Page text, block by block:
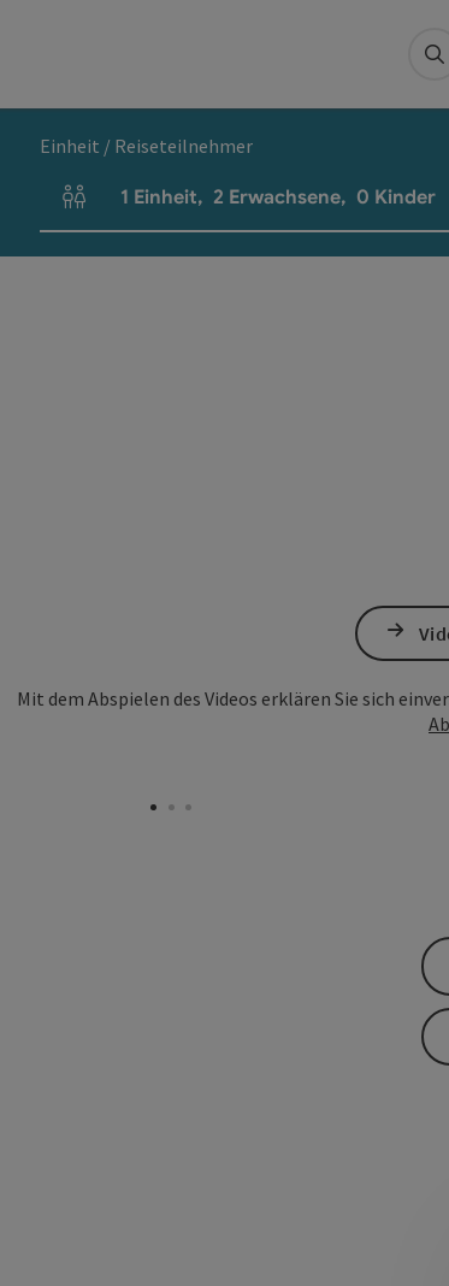
Einheit / Reiseteilnehmer
Einheitenanzahl und Personenfelder
1 Einheit, 2 Erwachsene, 0 Kinder
öffnen
Mit dem Abspielen des Videos erklären Sie sich